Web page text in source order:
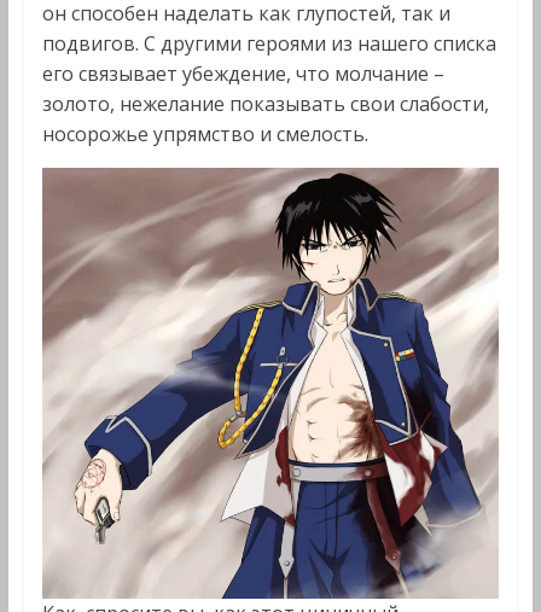
он способен наделать как глупостей, так и
подвигов. С другими героями из нашего списка
его связывает убеждение, что молчание –
золото, нежелание показывать свои слабости,
носорожье упрямство и смелость.